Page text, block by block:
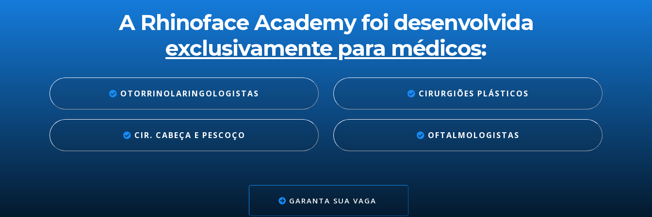
A Rhinoface Academy foi desenvolvida
exclusivamente para médicos:
OTORRINOLARINGOLOGISTAS CIRURGIÕES PLÁSTICOS
CIR. CABEÇA E PESCOÇO OFTALMOLOGISTAS
GARANTA SUA VAGA